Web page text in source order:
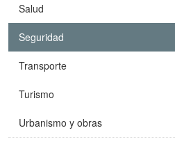
Salud
Seguridad
Transporte
Turismo
Urbanismo y obras